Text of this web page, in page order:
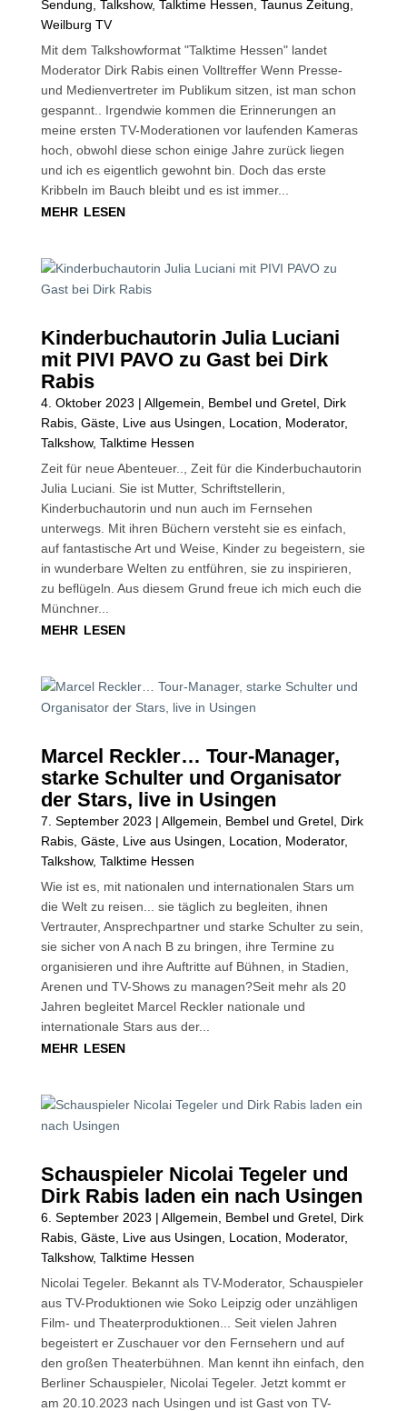
Sendung Talkshow, Talktime Hessen Taunus Zeitung
Weilburg TV
Mit dem Talkshowformat "Talktime Hessen" landet
Moderator Dirk Rabis einen Volltreffer Wenn Presse-
und Medienvertreter im Publikum sitzen, ist man schon
gespannt.. Irgendwie kommen die Erinnerungen an
meine ersten TV-Moderationen vor laufenden Kameras
hoch, obwohl diese schon einige Jahre zurück liegen
und ich es eigentlich gewohnt bin. Doch das erste
Kribbeln im Bauch bleibt und es ist immer...
mehr lesen
Kinderbuchautorin Julia Luciani
mit PIVI PAVO zu Gast bei Dirk
Rabis
4. Oktober 2023 | Allgemein Bembel und Gretel, Dirk
Rabis, Gäste, Live aus Usingen Location Moderator,
Talkshow, Talktime Hessen
Zeit für neue Abenteuer.., Zeit für die Kinderbuchautorin
Julia Luciani. Sie ist Mutter, Schriftstellerin,
Kinderbuchautorin und nun auch im Fernsehen
unterwegs. Mit ihren Büchern versteht sie es einfach,
auf fantastische Art und Weise, Kinder zu begeistern, sie
in wunderbare Welten zu entführen, sie zu inspirieren,
zu beflügeln. Aus diesem Grund freue ich mich euch die
Münchner...
mehr lesen
Marcel Reckler… Tour-Manager,
starke Schulter und Organisator
der Stars, live in Usingen
7. September 2023 | Allgemein Bembel und Gretel, Dirk
Rabis, Gäste, Live aus Usingen Location Moderator,
Talkshow, Talktime Hessen
Wie ist es, mit nationalen und internationalen Stars um
die Welt zu reisen... sie täglich zu begleiten, ihnen
Vertrauter, Ansprechpartner und starke Schulter zu sein,
sie sicher von A nach B zu bringen, ihre Termine zu
organisieren und ihre Auftritte auf Bühnen, in Stadien,
Arenen und TV-Shows zu managen?Seit mehr als 20
Jahren begleitet Marcel Reckler nationale und
internationale Stars aus der...
mehr lesen
Schauspieler Nicolai Tegeler und
Dirk Rabis laden ein nach Usingen
6. September 2023 | Allgemein Bembel und Gretel, Dirk
Rabis, Gäste, Live aus Usingen Location Moderator,
Talkshow, Talktime Hessen
Nicolai Tegeler. Bekannt als TV-Moderator, Schauspieler
aus TV-Produktionen wie Soko Leipzig oder unzähligen
Film- und Theaterproduktionen... Seit vielen Jahren
begeistert er Zuschauer vor den Fernsehern und auf
den großen Theaterbühnen. Man kennt ihn einfach, den
Berliner Schauspieler, Nicolai Tegeler. Jetzt kommt er
am 20.10.2023 nach Usingen und ist Gast von TV-